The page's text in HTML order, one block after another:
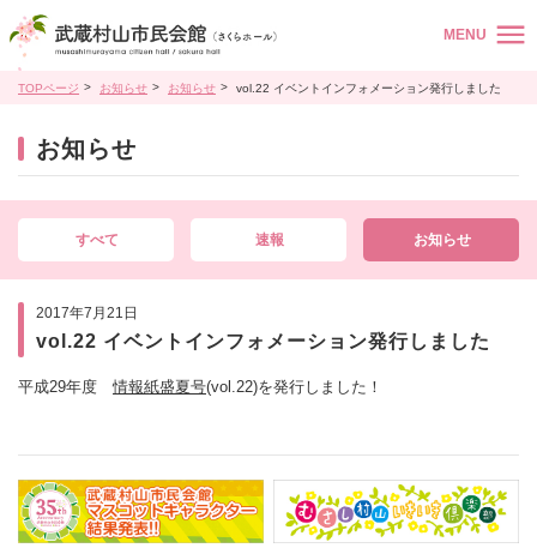
MENU
TOPページ お知らせ お知らせ vol.22 イベントインフォメーション発行しました
お知らせ
すべて 速報 お知らせ
2017年7月21日
vol.22 イベントインフォメーション発行しました
平成29年度情報紙盛夏号(vol.22)を発行しました！